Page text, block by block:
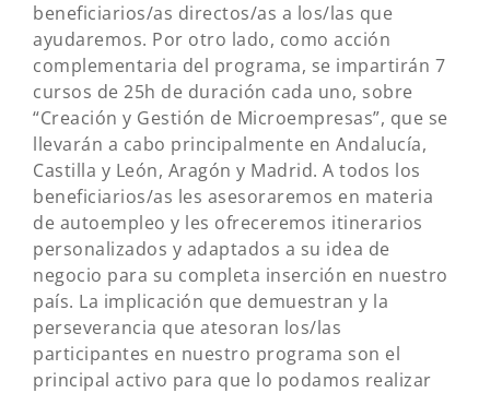
beneficiarios/as directos/as a los/las que
ayudaremos. Por otro lado, como acción
complementaria del programa, se impartirán 7
cursos de 25h de duración cada uno, sobre
“Creación y Gestión de Microempresas”, que se
llevarán a cabo principalmente en Andalucía,
Castilla y León, Aragón y Madrid. A todos los
beneficiarios/as les asesoraremos en materia
de autoempleo y les ofreceremos itinerarios
personalizados y adaptados a su idea de
negocio para su completa inserción en nuestro
país. La implicación que demuestran y la
perseverancia que atesoran los/las
participantes en nuestro programa son el
principal activo para que lo podamos realizar